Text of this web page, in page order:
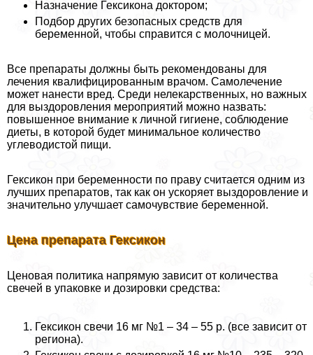
Назначение Гексикона доктором;
Подбор других безопасных средств для
беременной, чтобы справится с молочницей.
Все препараты должны быть рекомендованы для
лечения квалифицированным врачом. Самолечение
может нанести вред. Среди нелекарственных, но важных
для выздоровления мероприятий можно назвать:
повышенное внимание к личной гигиене, соблюдение
диеты, в которой будет минимальное количество
углеводистой пищи.
Гексикон при беременности по праву считается одним из
лучших препаратов, так как он ускоряет выздоровление и
значительно улучшает самочувствие беременной.
Цена препарата Гексикон
Ценовая политика напрямую зависит от количества
свечей в упаковке и дозировки средства:
Гексикон свечи 16 мг №1 – 34 – 55 р. (все зависит от
региона).